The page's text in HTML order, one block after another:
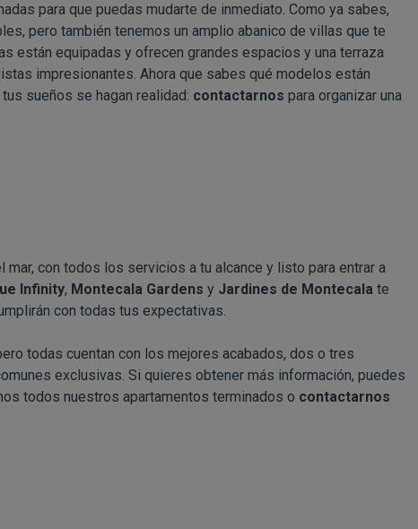
para que puedas mudarte de inmediato. Como ya sabes,
pero también tenemos un amplio abanico de villas que te
están equipadas y ofrecen grandes espacios y una terraza
impresionantes. Ahora que sabes qué modelos están
sueños se hagan realidad: contactarnos para organizar una
mar, con todos los servicios a tu alcance y listo para entrar a
Infinity, Montecala Gardens y Jardines de Montecala te
con todas tus expectativas.
todas cuentan con los mejores acabados, dos o tres
exclusivas. Si quieres obtener más información, puedes
todos nuestros apartamentos terminados o contactarnos